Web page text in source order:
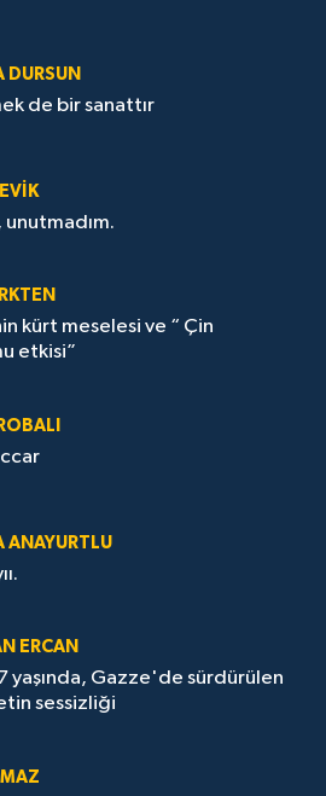
DURSUN
de bir sanattır
unutmadım.
kürt meselesi ve “ Çin
etkisi”
ANAYURTLU
ERCAN
yaşında, Gazze'de sürdürülen
sessizliği